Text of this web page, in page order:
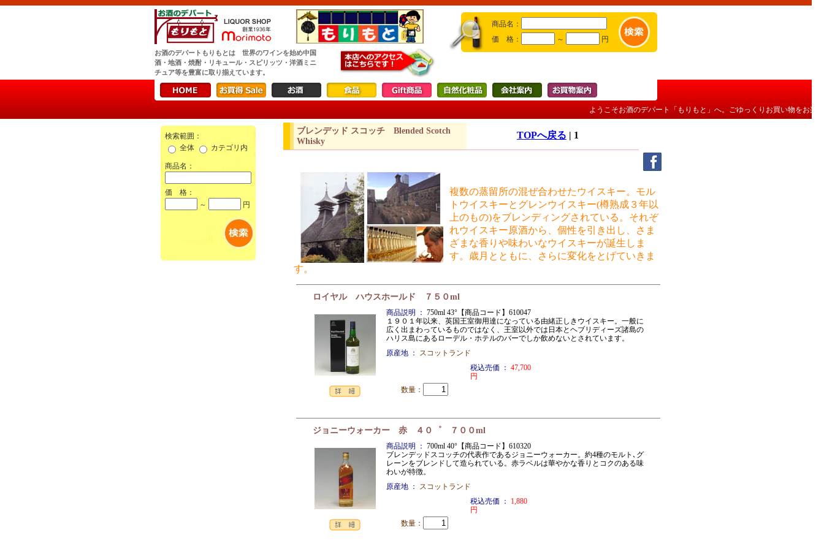
お酒のデパートもりもとは 世界のワインを始め中国
酒・地酒・焼酎・リキュール・スピリッツ・洋酒ミニ
チュア等を豊富に取り揃えています。
商品名：
価 格：
～ 円
ようこそお酒のデパート「もりもと」へ。ごゆっくりお買い物をお楽し
検索範囲：
全体
カテゴリ内
商品名：
価 格：
～
円
ブレンデッド スコッチ Blended Scotch
Whisky
TOPへ戻る | 1
複数の蒸留所の混ぜ合わせたウイスキー。モル
トウイスキーとグレンウイスキー(樽熟成３年以
上のもの)をブレンディングされている。それぞ
れウイスキー原酒から、個性を引き出し、さま
ざまな香りや味わいなウイスキーが誕生しま
す。歳月とともに、さらに変化をとげていきま
す。
ロイヤル ハウスホールド ７５０ml
商品説明 ： 750ml 43°【商品コード】610047
１９０１年以来、英国王室御用達になっている由緒正しきウイスキー。一般に
広く出まわっているものではなく、王室以外では日本とヘブリディーズ諸島の
ハリス島にあるローデル・ホテルのバーでしか飲めないとされています。
原産地 ： スコットランド
税込売価 ： 47,700
円
数量：
ジョニーウォーカー 赤 ４０゜ ７００ml
商品説明 ： 700ml 40°【商品コード】610320
ブレンデッドスコッチの代表作であるジョニーウォーカー。約4種のモルト､グ
レーンをブレンドして造られている。赤ラベルは華やかな香りとコクのある味
わいが特徴。
原産地 ： スコットランド
税込売価 ： 1,880
円
数量：